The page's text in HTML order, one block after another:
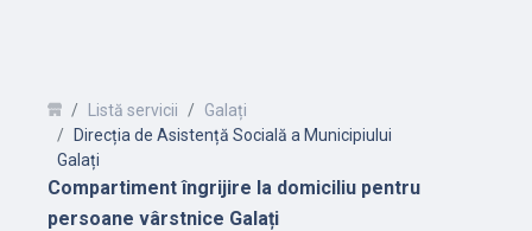
Listă servicii
Galați
Direcția de Asistență Socială a Municipiului
Galați
Compartiment îngrijire la domiciliu pentru
persoane vârstnice Galați